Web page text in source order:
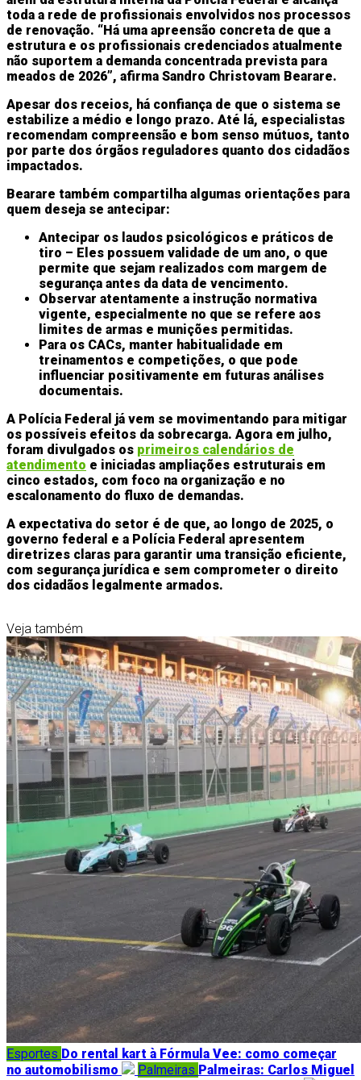
toda a rede de profissionais envolvidos nos processos
de renovação. “Há uma apreensão concreta de que a
estrutura e os profissionais credenciados atualmente
não suportem a demanda concentrada prevista para
meados de 2026”, afirma Sandro Christovam Bearare.
Apesar dos receios, há confiança de que o sistema se
estabilize a médio e longo prazo. Até lá, especialistas
recomendam compreensão e bom senso mútuos, tanto
por parte dos órgãos reguladores quanto dos cidadãos
impactados.
Bearare também compartilha algumas orientações para
quem deseja se antecipar:
Antecipar os laudos psicológicos e práticos de
tiro – Eles possuem validade de um ano, o que
permite que sejam realizados com margem de
segurança antes da data de vencimento.
Observar atentamente a instrução normativa
vigente, especialmente no que se refere aos
limites de armas e munições permitidas.
Para os CACs, manter habitualidade em
treinamentos e competições, o que pode
influenciar positivamente em futuras análises
documentais.
A Polícia Federal já vem se movimentando para mitigar
os possíveis efeitos da sobrecarga. Agora em julho,
foram divulgados os primeiros calendários de
atendimento e iniciadas ampliações estruturais em
cinco estados, com foco na organização e no
escalonamento do fluxo de demandas.
A expectativa do setor é de que, ao longo de 2025, o
governo federal e a Polícia Federal apresentem
diretrizes claras para garantir uma transição eficiente,
com segurança jurídica e sem comprometer o direito
dos cidadãos legalmente armados.
Veja também
Esportes Do rental kart à Fórmula Vee: como começar
no automobilismo
Palmeiras Palmeiras: Carlos Miguel